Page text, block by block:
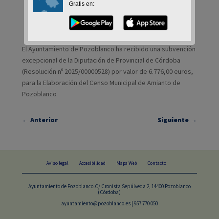
El Ayuntamiento de Pozoblanco ha recibido una subvención
excepcional de la Diputación de Provincial de Córdoba
(Resolución nº 2025/00000528) por valor de 6.776,00 euros,
para la Elaboración del Censo Municipal de Amianto de
Pozoblanco
← Anterior Siguiente →
Aviso legal Accesibilidad Mapa Web Contacto
Ayuntamiento de Pozoblanco.C/ Cronista Sepúlveda 2, 14400 Pozoblanco
(Córdoba)
ayuntamiento@pozoblanco.es | 957 770 050
Gratis en: